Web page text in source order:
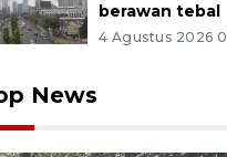
berawan tebal
4 Agustus 2026
News